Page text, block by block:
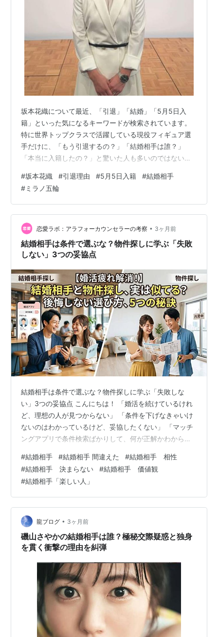
坂本花織について最近、「引退」「結婚」「5月5日入
籍」といった気になるキーワードが検索されています。
特に世界トップクラスで活躍している現役フィギュア選
手だけに、「もう引退するの？」「結婚相手は誰？」
「本当に入籍したの？」と驚いた人も多いのではないで
式に引退や結婚を発表した事実は確認されていません。
しかし、一部の噂やSNSでの憶測、フィギュア界特有の
年齢事情などが重なり、「引退説」や「結婚説」が広ま
っている状態です。 この記事では、坂本花織さんの引退
理由と噂される背景、結婚相手説、さらに“5月5日入籍
説”の真相まで詳しく整理して解説します。…
#坂本花織 #引退理由 #5月5日入籍 #結婚相手
#ミラノ五輪
恋愛ラボ：アラフォーカウンセラーの考察 • 3ヶ月前
結婚相手は条件で選ぶな？物件探しに学ぶ「失敗
しない」3つの妥協点
結婚相手は条件で選ぶな？物件探しに学ぶ「失敗しな
い」3つの妥協点 こんにちは！ 「婚活を続けているけれ
ど、理想の人が見つからない」 「条件を下げなきゃいけ
ないのはわかっているけど、妥協したくない」 「マッチ
ングアプリで条件検索ばかりして、何が正解かわからな
実は、「結婚相手探し」と「物件探し」は、驚くほどプ
ロセスが似ています。 この記事では、婚活に疲れてしま
ったあなたへ、不動産選びの視点を取り入れることで
「自分にとって本当に大切な条件」を整理する方法をお
伝えします。 感情論ではなく、ロジカルに「一生モノの
パートナー」を見つけるためのヒントを、…
#結婚相手 #結婚相手 間違えた #結婚相手 相性
#結婚相手 決まらない #結婚相手 価値観
#結婚相手「楽しい人」
龍ブログ • 3ヶ月前
磯山さやかの結婚相手は誰？極秘交際疑惑と独身
を貫く衝撃の理由を糾弾